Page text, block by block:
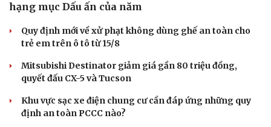
hạng mục Dấu ấn của năm
Quy định mới về xử phạt không dùng ghế an toàn cho
trẻ em trên ô tô từ 15/8
Mitsubishi Destinator giảm giá gần 80 triệu đồng,
quyết đấu CX-5 và Tucson
Khu vực sạc xe điện chung cư cần đáp ứng những quy
định an toàn PCCC nào?